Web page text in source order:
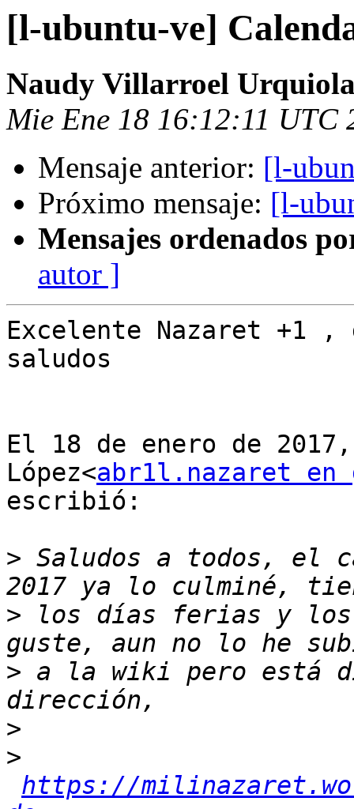
[l-ubuntu-ve]
Naudy Villarroel
Mie Ene 18 16:12:11 UTC
Mensaje anterior: [l-
Próximo mensaje: [l-
Mensajes ordenados
autor ]
Excelente Nazaret +1
saludos
El 18 de enero de
López<abr1l.nazaret en
escribió:
> Saludos a todos, el
> los días ferias y los
> a la wiki pero está
>
>
https://